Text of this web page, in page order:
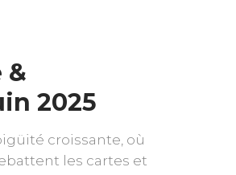
&
2025
croissante, où
les cartes et